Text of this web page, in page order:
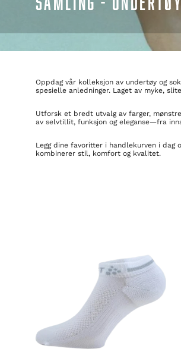
Oppdag vår kolleksjon av undertøy og
spesielle anledninger. Laget av myke,
Utforsk et bredt utvalg av farger,
av selvtillit, funksjon og eleganse—fra
Legg dine favoritter i handlekurven i
kombinerer stil, komfort og kvalitet.